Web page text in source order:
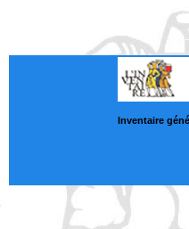
Inventaire